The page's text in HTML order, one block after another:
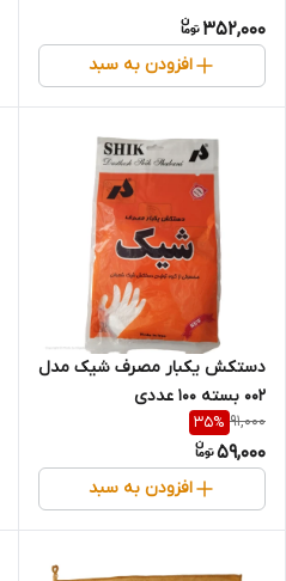
352,000
افزودن به سبد
دستکش یکبار مصرف شیک مدل
002 بسته 100 عددی
91,000
35%
59,000
افزودن به سبد